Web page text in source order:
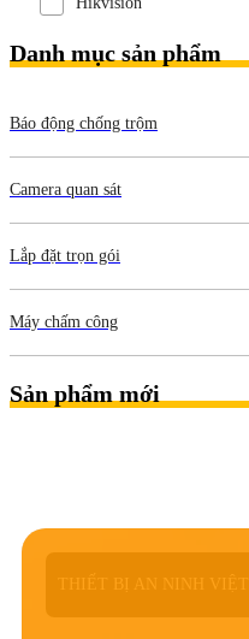
Danh mục sản phẩm
Báo động chống trộm
Camera quan sát
Lắp đặt trọn gói
Máy chấm công
Sản phẩm mới